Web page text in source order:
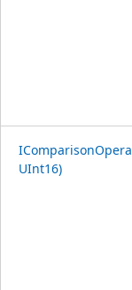
UInt16)